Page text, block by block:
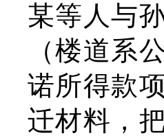
某等人与
（楼道系
诺所得款
迁材料，